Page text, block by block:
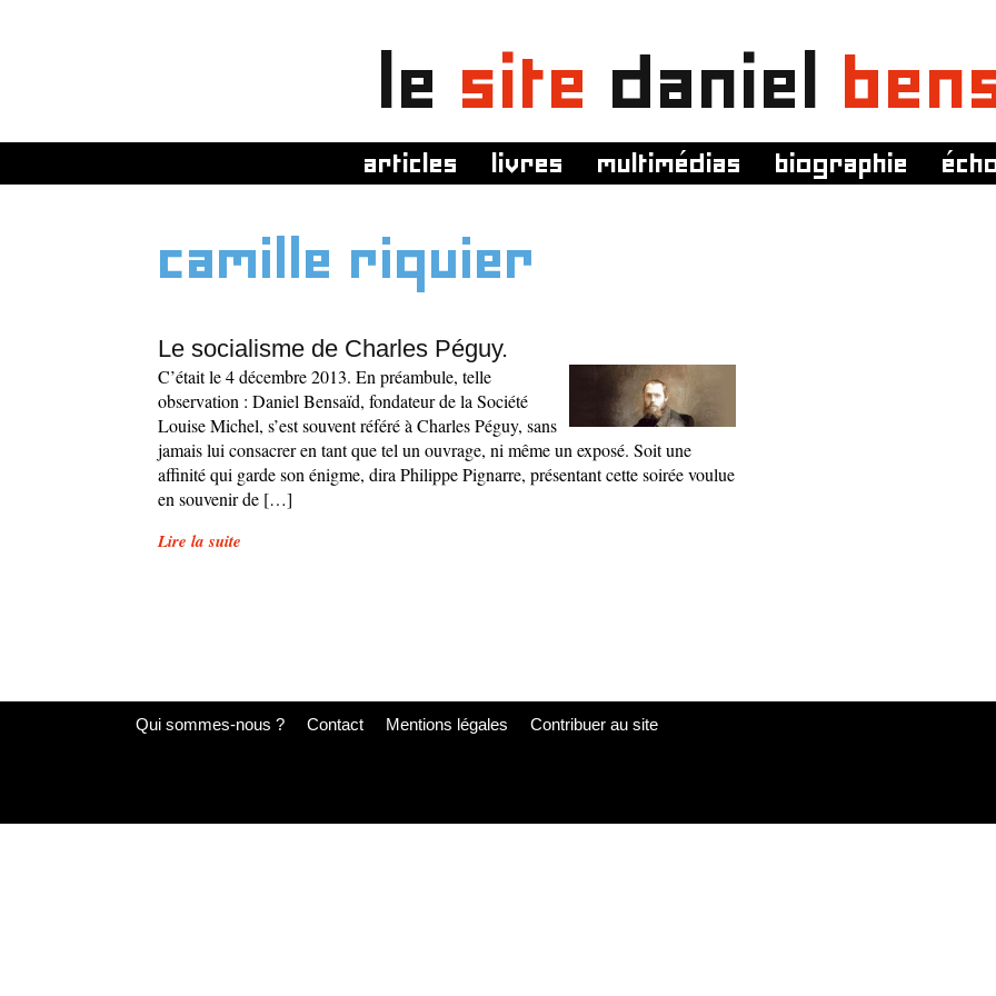
le site daniel
articles livres multimédias biographie
camille riquier
Le socialisme de Charles Péguy.
C’était le 4 décembre 2013. En préambule, telle
observation : Daniel Bensaïd, fondateur de la Société
Louise Michel, s’est souvent référé à Charles Péguy, sans
jamais lui consacrer en tant que tel un ouvrage, ni même un exposé. Soit une
affinité qui garde son énigme, dira Philippe Pignarre, présentant cette soirée voulue
en souvenir de […]
Lire la suite
Qui sommes-nous ? Contact Mentions légales Contribuer au site